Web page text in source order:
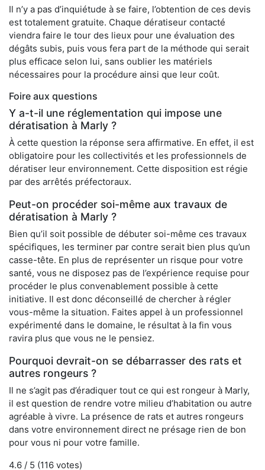
Il n’y a pas d’inquiétude à se faire, l’obtention de ces devis
est totalement gratuite. Chaque dératiseur contacté
viendra faire le tour des lieux pour une évaluation des
dégâts subis, puis vous fera part de la méthode qui serait
plus efficace selon lui, sans oublier les matériels
nécessaires pour la procédure ainsi que leur coût.
Foire aux questions
Y a-t-il une réglementation qui impose une
dératisation à Marly ?
À cette question la réponse sera affirmative. En effet, il est
obligatoire pour les collectivités et les professionnels de
dératiser leur environnement. Cette disposition est régie
par des arrêtés préfectoraux.
Peut-on procéder soi-même aux travaux de
dératisation à Marly ?
Bien qu’il soit possible de débuter soi-même ces travaux
spécifiques, les terminer par contre serait bien plus qu’un
casse-tête. En plus de représenter un risque pour votre
santé, vous ne disposez pas de l’expérience requise pour
procéder le plus convenablement possible à cette
initiative. Il est donc déconseillé de chercher à régler
vous-même la situation. Faites appel à un professionnel
expérimenté dans le domaine, le résultat à la fin vous
ravira plus que vous ne le pensiez.
Pourquoi devrait-on se débarrasser des rats et
autres rongeurs ?
Il ne s’agit pas d’éradiquer tout ce qui est rongeur à Marly,
il est question de rendre votre milieu d’habitation ou autre
agréable à vivre. La présence de rats et autres rongeurs
dans votre environnement direct ne présage rien de bon
pour vous ni pour votre famille.
4.6 / 5 (116 votes)